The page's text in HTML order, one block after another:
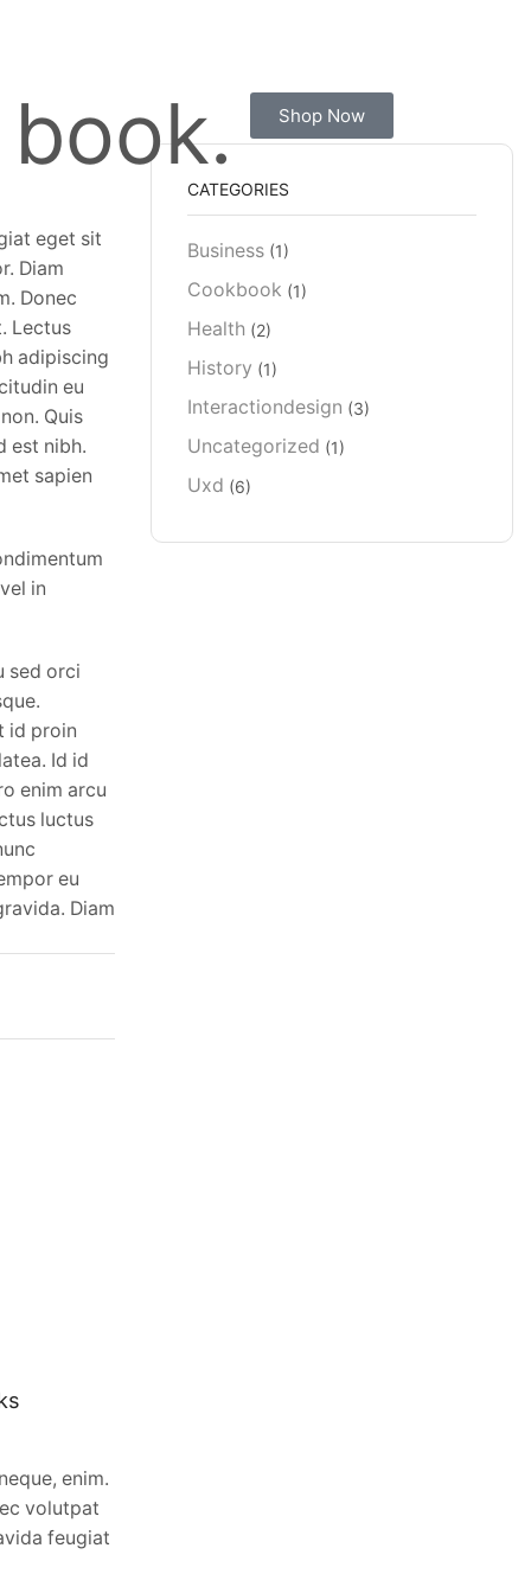
Shop Now
eget sit
Diam
Donec
Lectus
adipiscing
eu
Quis
est nibh.
sapien
in
sed orci
id proin
Id id
enim arcu
luctus
eu
Diam
enim.
volutpat
feugiat
CATEGORIES
Business (1)
Cookbook (1)
Health (2)
History (1)
Interactiondesign (3)
Uncategorized (1)
Uxd (6)